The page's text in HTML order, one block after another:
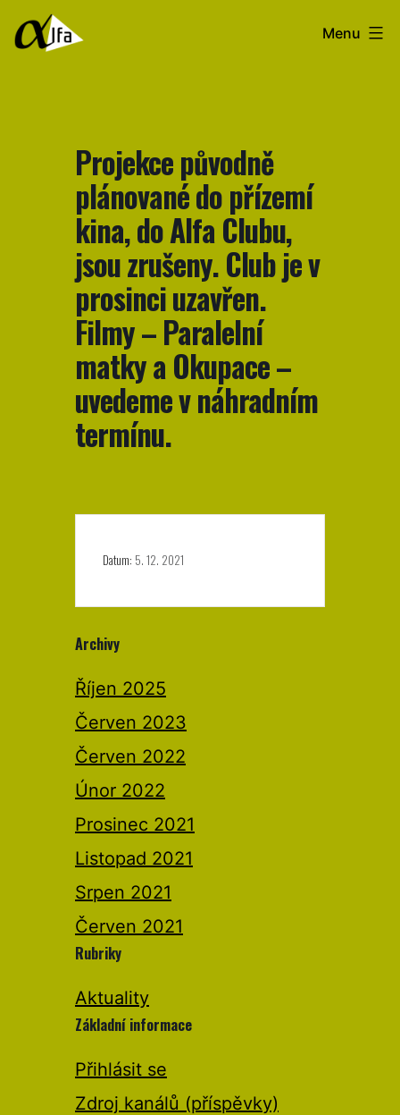
Přejít
Filmový
Menu
Projekce původně
plánované do přízemí
kina, do Alfa Clubu,
jsou zrušeny. Club je v
prosinci uzavřen.
Filmy – Paralelní
matky a Okupace –
uvedeme v náhradním
termínu.
Datum: 5. 12. 2021
Archivy
Říjen 2025
Červen 2023
Červen 2022
Únor 2022
Prosinec 2021
Listopad 2021
Srpen 2021
Červen 2021
Rubriky
Aktuality
Základní informace
Přihlásit se
Zdroj kanálů (příspěvky)